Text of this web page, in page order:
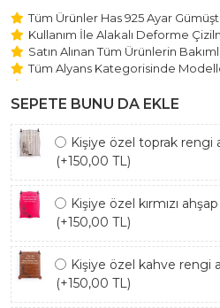
Tüm Ürünler Has 925 Ayar
Kullanım İle Alakalı Deforme
Satın Alınan Tüm Ürünlerin
Tüm Alyans Kategorisinde
Beştaş Tektaş Kolye ve Bileklik
ile Hareket Edilmektedir.
SEPETE BUNU DA EKLE
Kişiye özel toprak rengi
(+150,00 TL)
Kişiye özel kırmızı
(+150,00 TL)
Kişiye özel kahve rengi
(+150,00 TL)